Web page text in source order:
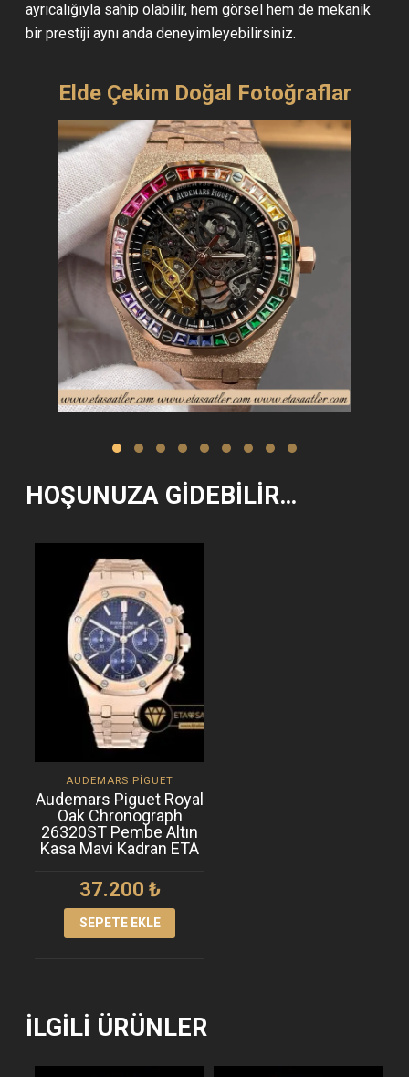
ayrıcalığıyla sahip olabilir, hem görsel hem de mekanik
bir prestiji aynı anda deneyimleyebilirsiniz.
Elde Çekim Doğal Fotoğraflar
HOŞUNUZA GIDEBILIR…
AUDEMARS PIGUET
Audemars Piguet Royal
Oak Chronograph
26320ST Pembe Altın
Kasa Mavi Kadran ETA
37.200 ₺
SEPETE EKLE
İLGILI ÜRÜNLER